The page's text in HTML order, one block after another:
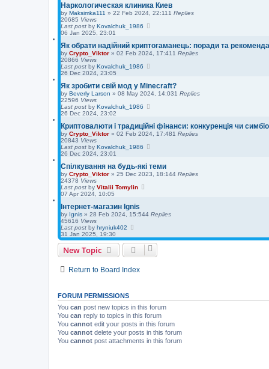
Наркологическая клиника Киев
by Maksimka111 » 22 Feb 2024, 22:11 1 Replies
20685 Views
Last post by Kovalchuk_1986
06 Jan 2025, 23:01
Як обрати надійний криптогаманець: поради та
by Crypto_Viktor » 02 Feb 2024, 17:41 1 Replies
20866 Views
Last post by Kovalchuk_1986
26 Dec 2024, 23:05
Як зробити свій мод у Minecraft?
by Beverly Larson » 08 May 2024, 14:031 Replies
22596 Views
Last post by Kovalchuk_1986
26 Dec 2024, 23:02
Криптовалюти і традиційні фінанси: конкуренція чи
by Crypto_Viktor » 02 Feb 2024, 17:481 Replies
20843 Views
Last post by Kovalchuk_1986
26 Dec 2024, 23:01
Спілкування на будь-які теми
by Crypto_Viktor » 25 Dec 2023, 18:144 Replies
24378 Views
Last post by Vitalii Tomylin
07 Apr 2024, 10:05
Інтернет-магазин Ignis
by Ignis » 28 Feb 2024, 15:544 Replies
45616 Views
Last post by hryniuk402
31 Jan 2025, 19:30
New Topic
Return to Board Index
FORUM PERMISSIONS
You can post new topics in this forum
You can reply to topics in this forum
You cannot edit your posts in this forum
You cannot delete your posts in this forum
You cannot post attachments in this forum